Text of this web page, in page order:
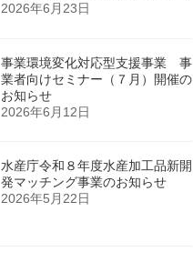
2026年6月23日
事業環境変化対応型支援事業 事
業者向けセミナー（７月）開催の
お知らせ
2026年6月12日
水産庁令和８年度水産加工品新開
発マッチング事業のお知らせ
2026年5月22日